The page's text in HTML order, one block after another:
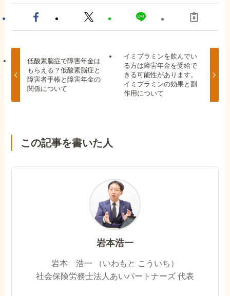
低酸素脳症で障害年金は
もらえる？低酸素脳症と
障害者手帳と障害年金の
関係について
イミプラミンを飲んでい
る方は障害年金を受給で
きる可能性があります。
イミプラミンの効果と副
作用について
この記事を書いた人
岩本浩一
岩本 浩一 （いわもと こういち）
社会保険労務士法人あいパートナーズ 代表